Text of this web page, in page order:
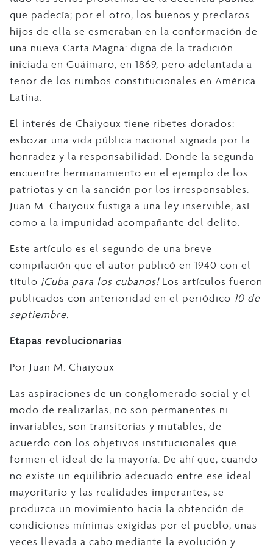
que padecía; por el otro, los buenos y preclaros
hijos de ella se esmeraban en la conformación de
una nueva Carta Magna: digna de la tradición
iniciada en Guáimaro, en 1869, pero adelantada a
tenor de los rumbos constitucionales en América
Latina.
El interés de Chaiyoux tiene ribetes dorados:
esbozar una vida pública nacional signada por la
honradez y la responsabilidad. Donde la segunda
encuentre hermanamiento en el ejemplo de los
patriotas y en la sanción por los irresponsables.
Juan M. Chaiyoux fustiga a una ley inservible, así
como a la impunidad acompañante del delito.
Este artículo es el segundo de una breve
compilación que el autor publicó en 1940 con el
título ¡Cuba para los cubanos! Los artículos fueron
publicados con anterioridad en el periódico 10 de
septiembre.
Etapas revolucionarias
Por Juan M. Chaiyoux
Las aspiraciones de un conglomerado social y el
modo de realizarlas, no son permanentes ni
invariables; son transitorias y mutables, de
acuerdo con los objetivos institucionales que
formen el ideal de la mayoría. De ahí que, cuando
no existe un equilibrio adecuado entre ese ideal
mayoritario y las realidades imperantes, se
produzca un movimiento hacia la obtención de
condiciones mínimas exigidas por el pueblo, unas
veces llevada a cabo mediante la evolución y